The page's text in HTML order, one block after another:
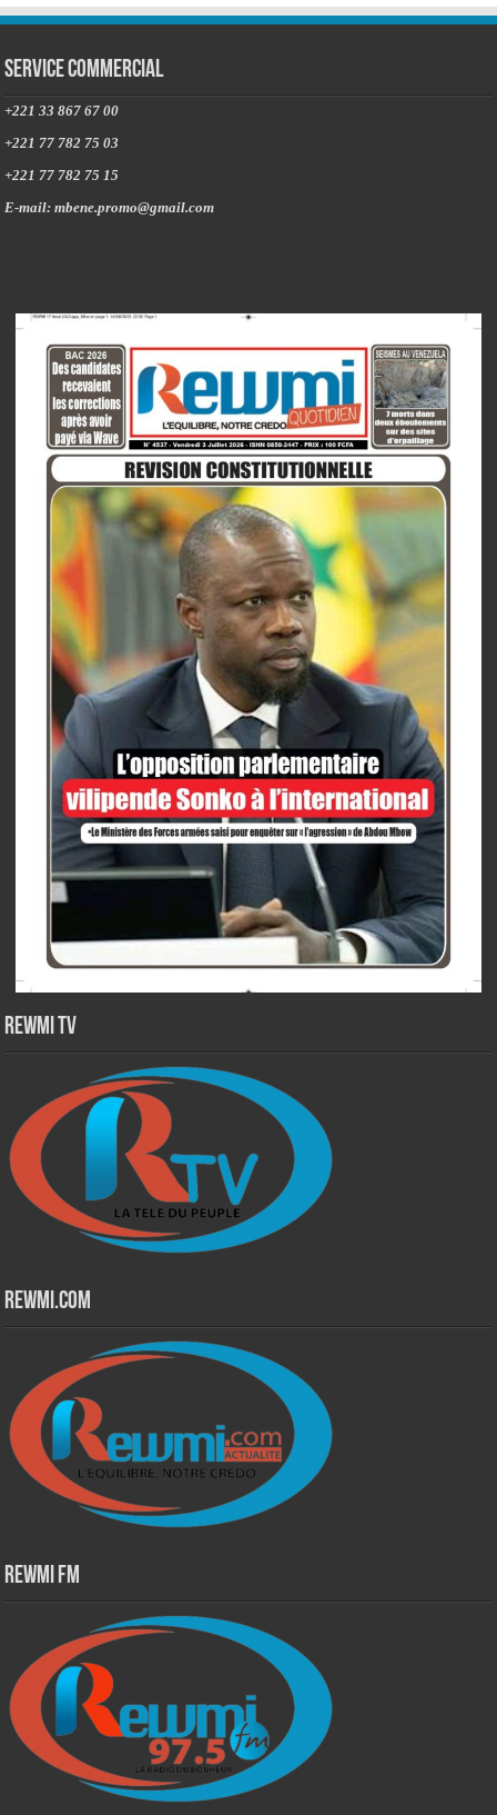
Service commercial
+221 33 867 67 00
+221 77 782 75 03
+221 77 782 75 15
E-mail: mbene.promo@gmail.com
Rewmi TV
Rewmi.Com
Rewmi Fm